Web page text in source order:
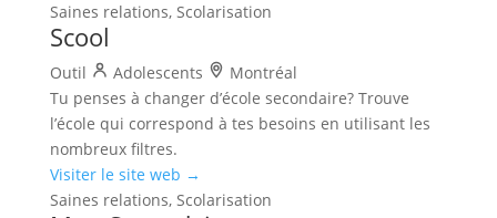
Saines relations, Scolarisation
Scool
Outil Adolescents
Montréal
Tu penses à changer d’école secondaire? Trouve
l’école qui correspond à tes besoins en utilisant les
nombreux filtres.
Visiter le site web →
Saines relations, Scolarisation